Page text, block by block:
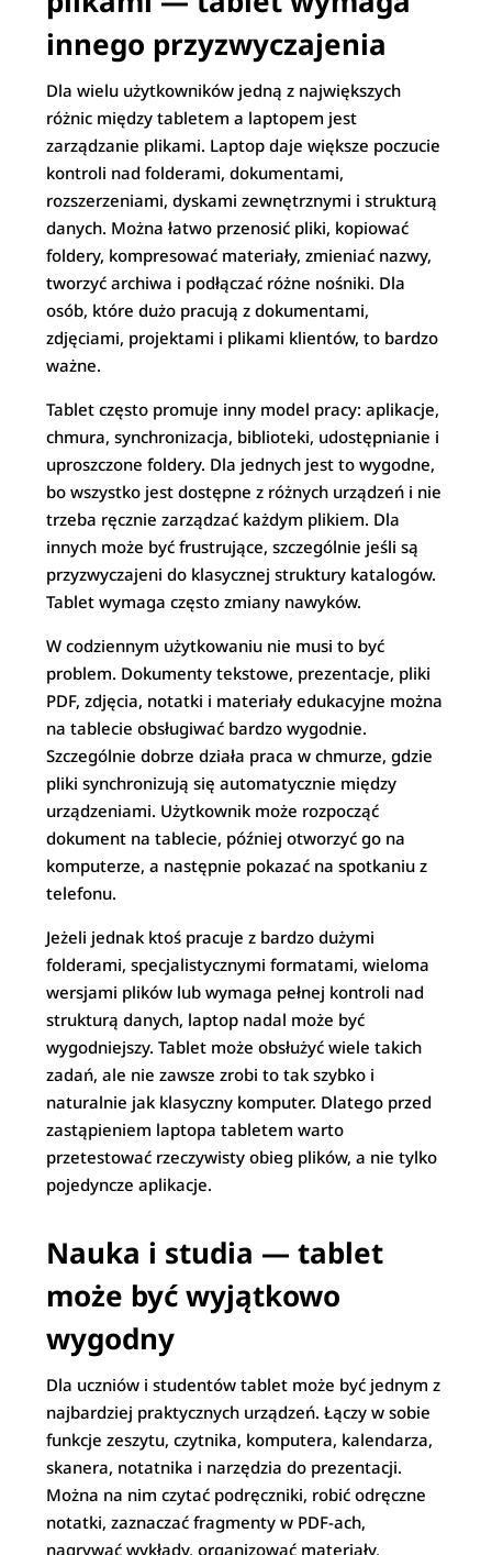
innego przyzwyczajenia
Dla wielu użytkowników jedną z największych
różnic między tabletem a laptopem jest
zarządzanie plikami. Laptop daje większe poczucie
kontroli nad folderami, dokumentami,
rozszerzeniami, dyskami zewnętrznymi i strukturą
danych. Można łatwo przenosić pliki, kopiować
foldery, kompresować materiały, zmieniać nazwy,
tworzyć archiwa i podłączać różne nośniki. Dla
osób, które dużo pracują z dokumentami,
zdjęciami, projektami i plikami klientów, to bardzo
ważne.
Tablet często promuje inny model pracy: aplikacje,
chmura, synchronizacja, biblioteki, udostępnianie i
uproszczone foldery. Dla jednych jest to wygodne,
bo wszystko jest dostępne z różnych urządzeń i nie
trzeba ręcznie zarządzać każdym plikiem. Dla
innych może być frustrujące, szczególnie jeśli są
przyzwyczajeni do klasycznej struktury katalogów.
Tablet wymaga często zmiany nawyków.
W codziennym użytkowaniu nie musi to być
problem. Dokumenty tekstowe, prezentacje, pliki
PDF, zdjęcia, notatki i materiały edukacyjne można
na tablecie obsługiwać bardzo wygodnie.
Szczególnie dobrze działa praca w chmurze, gdzie
pliki synchronizują się automatycznie między
urządzeniami. Użytkownik może rozpocząć
dokument na tablecie, później otworzyć go na
komputerze, a następnie pokazać na spotkaniu z
telefonu.
Jeżeli jednak ktoś pracuje z bardzo dużymi
folderami, specjalistycznymi formatami, wieloma
wersjami plików lub wymaga pełnej kontroli nad
strukturą danych, laptop nadal może być
wygodniejszy. Tablet może obsłużyć wiele takich
zadań, ale nie zawsze zrobi to tak szybko i
naturalnie jak klasyczny komputer. Dlatego przed
zastąpieniem laptopa tabletem warto
przetestować rzeczywisty obieg plików, a nie tylko
pojedyncze aplikacje.
Nauka i studia — tablet
może być wyjątkowo
wygodny
Dla uczniów i studentów tablet może być jednym z
najbardziej praktycznych urządzeń. Łączy w sobie
funkcje zeszytu, czytnika, komputera, kalendarza,
skanera, notatnika i narzędzia do prezentacji.
Można na nim czytać podręczniki, robić odręczne
notatki, zaznaczać fragmenty w PDF-ach,
nagrywać wykłady, organizować materiały,